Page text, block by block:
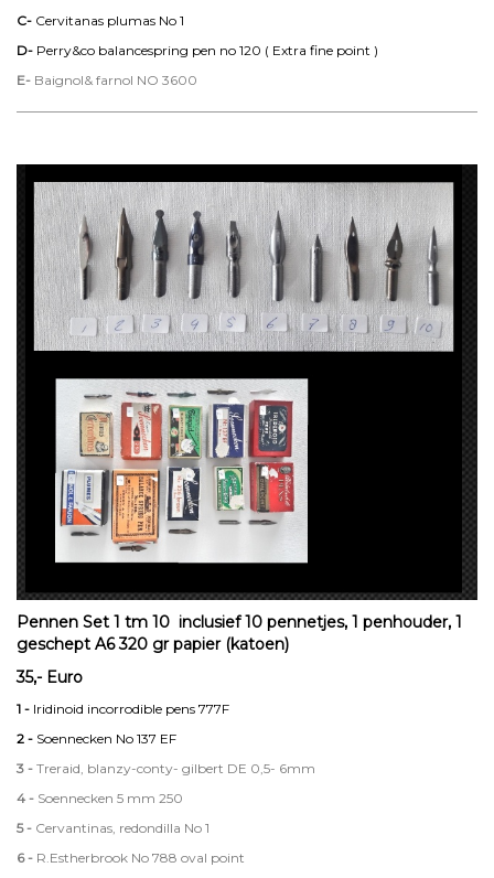
C- Cervitanas plumas No 1
D- Perry&co balancespring pen no 120 ( Extra fine point )
E- Baignol& farnol NO 3600
Pennen Set 1 tm 10 inclusief 10 pennetjes, 1 penhouder, 1
geschept A6 320 gr papier (katoen)
35,- Euro
1 - Iridinoid incorrodible pens 777F
2 - Soennecken No 137 EF
3 - Treraid, blanzy-conty- gilbert DE 0,5- 6mm
4 - Soennecken 5 mm 250
5 - Cervantinas, redondilla No 1
6 - R.Estherbrook No 788 oval point